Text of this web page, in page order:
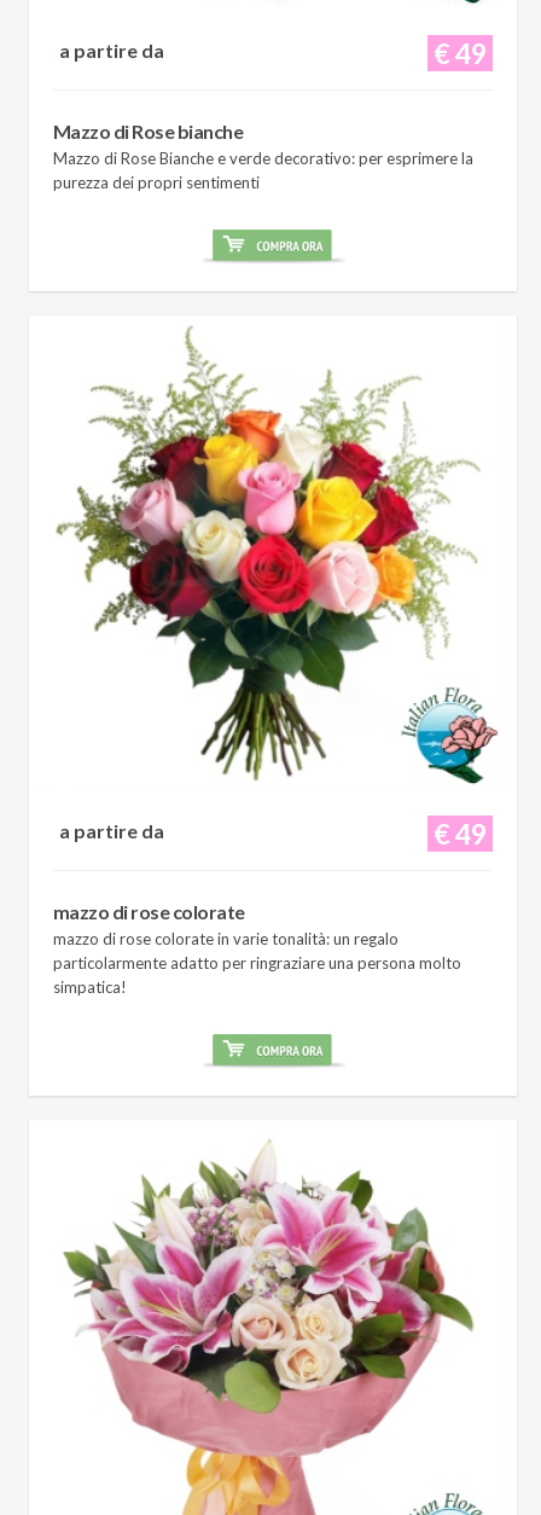
€ 49
a partire da
Mazzo di Rose bianche
Mazzo di Rose Bianche e verde decorativo: per esprimere la
purezza dei propri sentimenti
€ 49
a partire da
mazzo di rose colorate
mazzo di rose colorate in varie tonalità: un regalo
particolarmente adatto per ringraziare una persona molto
simpatica!